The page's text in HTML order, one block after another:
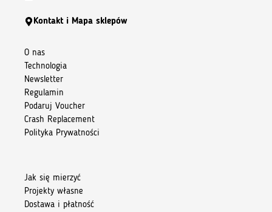
Kontakt i Mapa sklepów
O nas
Technologia
Newsletter
Regulamin
Podaruj Voucher
Crash Replacement
Polityka Prywatności
Jak się mierzyć
Projekty własne
Dostawa i płatność